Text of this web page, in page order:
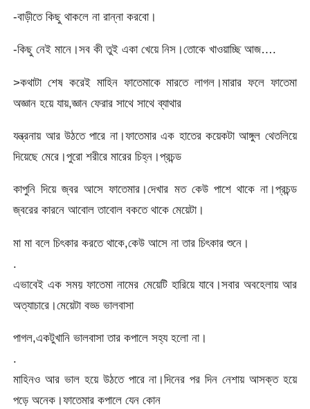
-বাড়ীতে কিছু থাকলে না রান্না করবো।
-কিছু নেই মানে।সব কী তুই একা খেয়ে নিস।তোকে খাওয়াচ্ছি আজ….
>কথাটা শেষ করেই মাহিন ফাতেমাকে মারতে লাগল।মারার ফলে ফাতেমা
অজ্ঞান হয়ে যায়,জ্ঞান ফেরার সাথে সাথে ব্যাথার
যন্ত্রনায় আর উঠতে পারে না।ফাতেমার এক হাতের কয়েকটা আঙ্গুল থেতলিয়ে
দিয়েছে মেরে।পুরো শরীরে মারের চিহ্ন।প্রচন্ড
কাপুনি দিয়ে জ্বর আসে ফাতেমার।দেখার মত কেউ পাশে থাকে না।প্রচন্ড
জ্বরের কারনে আবোল তাবোল বকতে থাকে মেয়েটা।
মা মা বলে চিৎকার করতে থাকে,কেউ আসে না তার চিৎকার শুনে।
.
এভাবেই এক সময় ফাতেমা নামের মেয়েটি হারিয়ে যাবে।সবার অবহেলায় আর
অত্যাচারে।মেয়েটা বড্ড ভালবাসা
পাগল,একটুখানি ভালবাসা তার কপালে সহ্য হলো না।
.
মাহিনও আর ভাল হয়ে উঠতে পারে না।দিনের পর দিন নেশায় আসক্ত হয়ে
পড়ে অনেক।ফাতেমার কপালে যেন কোন